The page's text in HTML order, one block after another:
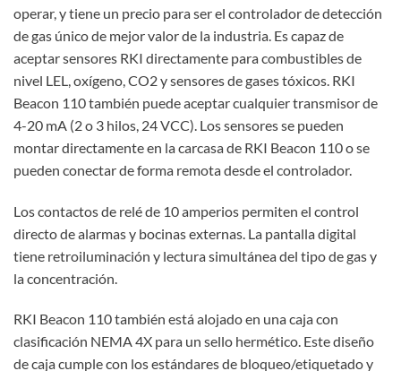
operar, y tiene un precio para ser el controlador de detección
de gas único de mejor valor de la industria. Es capaz de
aceptar sensores RKI directamente para combustibles de
nivel LEL, oxígeno, CO2 y sensores de gases tóxicos. RKI
Beacon 110 también puede aceptar cualquier transmisor de
4-20 mA (2 o 3 hilos, 24 VCC). Los sensores se pueden
montar directamente en la carcasa de RKI Beacon 110 o se
pueden conectar de forma remota desde el controlador.
Los contactos de relé de 10 amperios permiten el control
directo de alarmas y bocinas externas. La pantalla digital
tiene retroiluminación y lectura simultánea del tipo de gas y
la concentración.
RKI Beacon 110 también está alojado en una caja con
clasificación NEMA 4X para un sello hermético. Este diseño
de caja cumple con los estándares de bloqueo/etiquetado y